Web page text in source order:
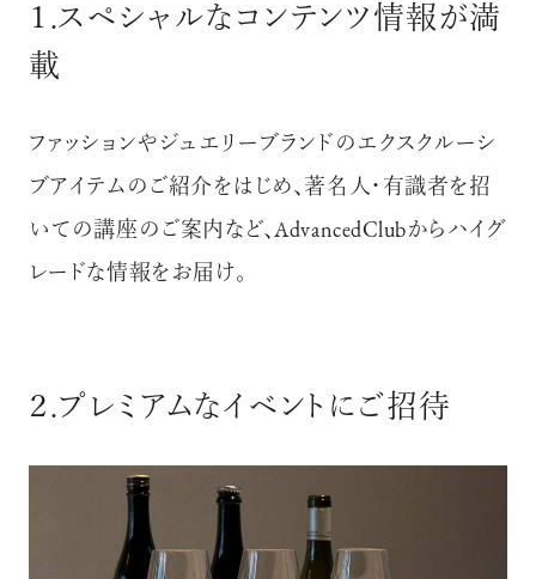
１.スペシャルなコンテンツ情報が満
載
ファッションやジュエリーブランドのエクスクルーシ
ブアイテムのご紹介をはじめ、著名人・有識者を招
いての講座のご案内など、AdvancedClubからハイグ
レードな情報をお届け。
２.プレミアムなイベントにご招待